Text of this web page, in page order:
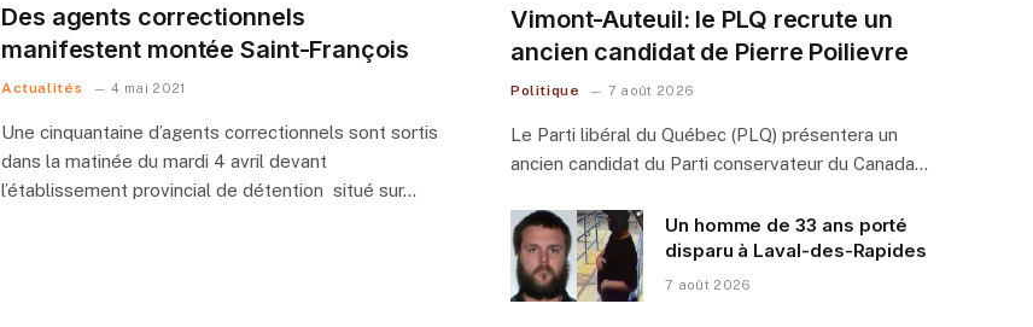
Des agents correctionnels
manifestent montée Saint-François
Actualités 4 mai 2021
Une cinquantaine d’agents correctionnels sont sortis
dans la matinée du mardi 4 avril devant
l’établissement provincial de détention situé sur…
Vimont-Auteuil: le PLQ recrute un
ancien candidat de Pierre Poilievre
Politique 7 août 2026
Le Parti libéral du Québec (PLQ) présentera un
ancien candidat du Parti conservateur du Canada…
Un homme de 33 ans porté
disparu à Laval-des-Rapides
7 août 2026